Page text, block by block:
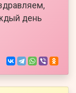
день